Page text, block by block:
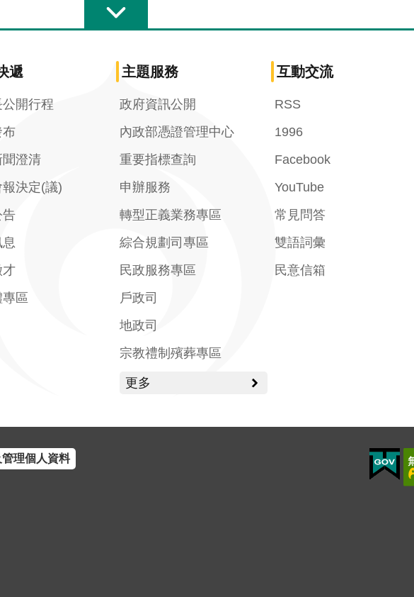
遞
開行程
布
聞澄清
決定(議)
告
才
區
主題服務
政府資訊公開
內政部憑證管理中心
重要指標查詢
申辦服務
轉型正義業務專區
綜合規劃司專區
民政服務專區
戶政司
地政司
宗教禮制殯葬專區
更多
互動交流
RSS
1996
Facebook
YouTube
常見問答
雙語詞彙
民意信箱
理個人資料